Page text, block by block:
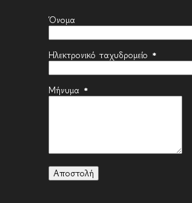
Όνομα
Ηλεκτρονικό ταχυδρομείο *
Μήνυμα *